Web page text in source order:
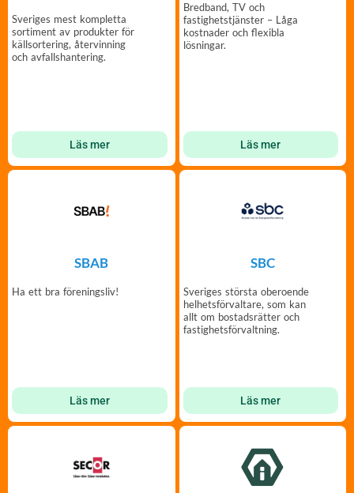
Sveriges mest kompletta
sortiment av produkter för
källsortering, återvinning
och avfallshantering.
Läs mer
Bredband, TV och
fastighetstjänster – Låga
kostnader och flexibla
lösningar.
Läs mer
SBAB
Ha ett bra föreningsliv!
Läs mer
SBC
Sveriges största oberoende
helhetsförvaltare, som kan
allt om bostadsrätter och
fastighetsförvaltning.
Läs mer